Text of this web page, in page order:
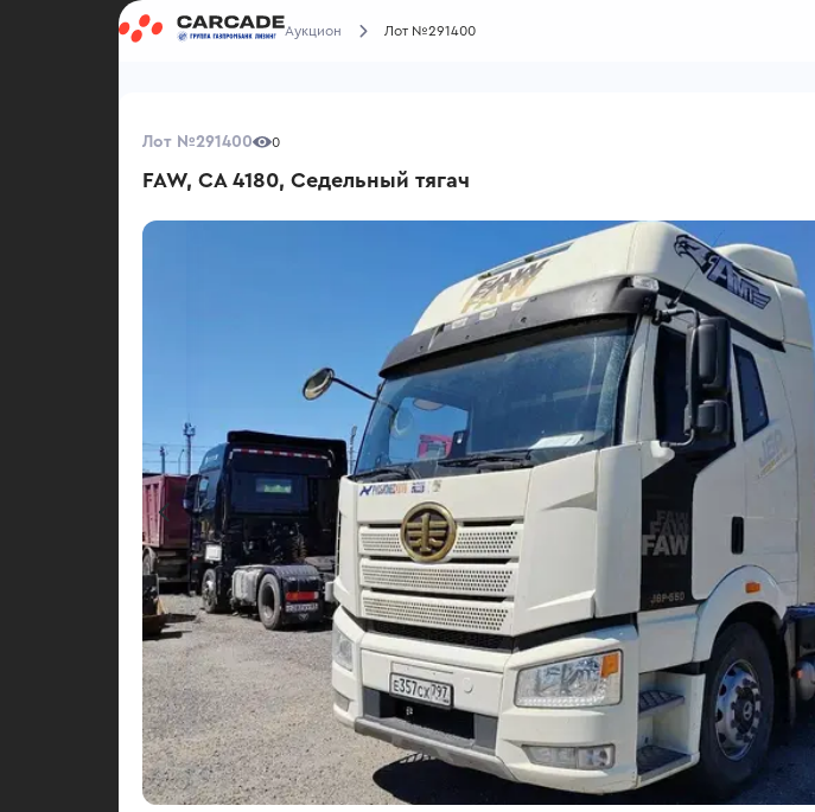
Аукцион Лот №291400
Лот №291400 0
FAW, CA 4180, Седельный тягач